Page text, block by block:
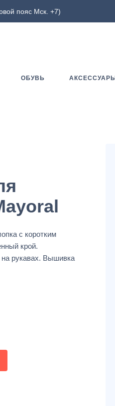
пояс Мск. +7)
ОБУВЬ АКСЕССУАРЫ
с коротким
крой.
на рукавах. Вышивка